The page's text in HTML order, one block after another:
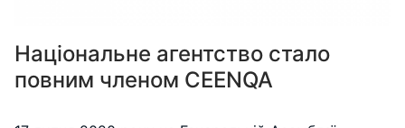
Національне агентство стало
повним членом CEENQA